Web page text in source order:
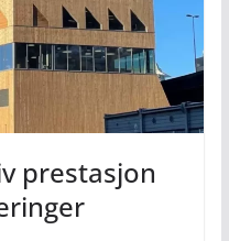
prestasjon